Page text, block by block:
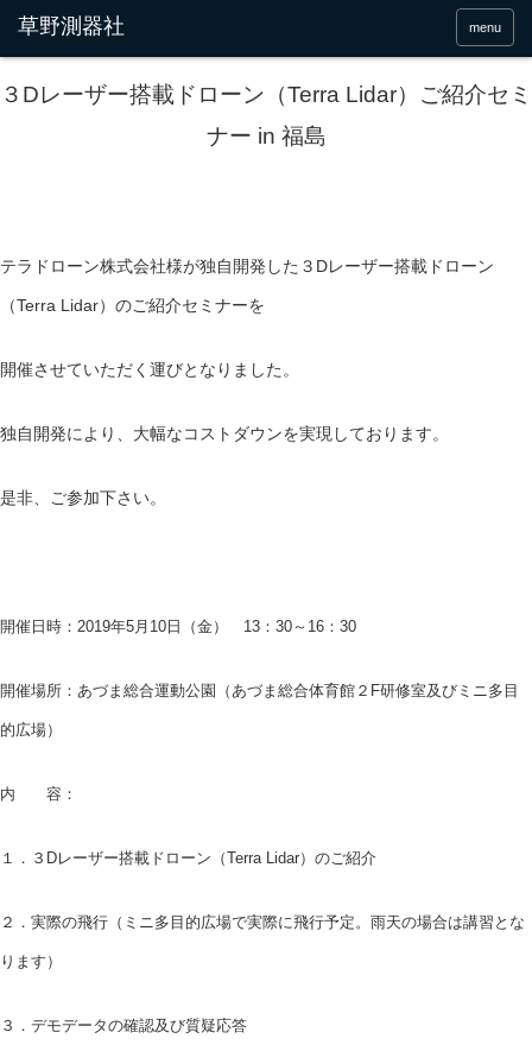
menu
３Dレーザー搭載ドローン（Terra Lidar）ご紹介セミ
ナー in 福島
テラドローン株式会社様が独自開発した３Dレーザー搭載ドローン
（Terra Lidar）のご紹介セミナーを
開催させていただく運びとなりました。
独自開発により、大幅なコストダウンを実現しております。
是非、ご参加下さい。
開催日時：2019年5月10日（金） 13：30～16：30
開催場所：あづま総合運動公園（あづま総合体育館２F研修室及びミニ多目
的広場）
内 容：
１．３Dレーザー搭載ドローン（Terra Lidar）のご紹介
２．実際の飛行（ミニ多目的広場で実際に飛行予定。雨天の場合は講習とな
ります）
３．デモデータの確認及び質疑応答